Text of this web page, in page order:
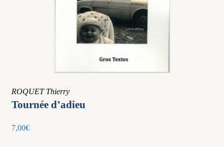
ROQUET Thierry
Tournée d’adieu
7,00€